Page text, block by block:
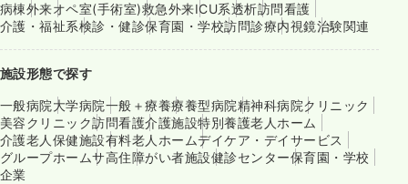
病棟外来オペ室(手術室)救急外来ICU系透析訪問看護
介護・福祉系検診・健診保育園・学校訪問診療内視鏡治験関連
施設形態で探す
一般病院大学病院一般＋療養療養型病院精神科病院クリニック
美容クリニック訪問看護介護施設特別養護老人ホーム
介護老人保健施設有料老人ホームデイケア・デイサービス
グループホームサ高住障がい者施設健診センター保育園・学校
企業